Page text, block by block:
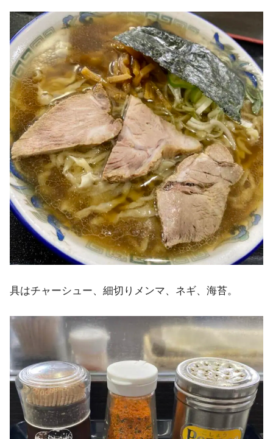
具はチャーシュー、細切りメンマ、ネギ、海苔。